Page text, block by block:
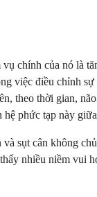
chính của nó
điều chỉnh
theo thời gian,
hệ phức tạp này giữa
sụt cân không
nhiều niềm